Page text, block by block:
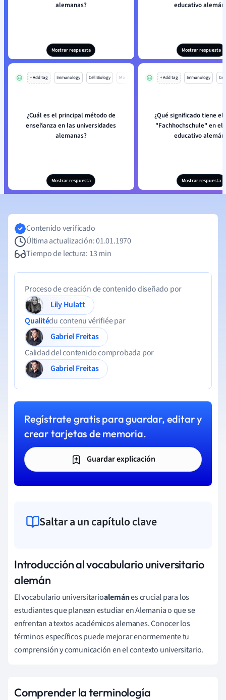
alemanas?
Mostrar respuesta
educativo
Mostrar respuesta
+ Add tag Immunology Cell Biology Mo
¿Cuál es el principal método de
enseñanza en las universidades
alemanas?
Mostrar respuesta
+ Add tag Immunology
¿Qué significado tiene
"Fachhochschule" en el
educativo
Mostrar respuesta
Contenido verificado
Última actualización: 01.01.1970
Tiempo de lectura: 13 min
Proceso de creación de contenido diseñado por
Lily Hulatt
Qualitédu contenu vérifiée par
Gabriel Freitas
Calidad del contenido comprobada por
Gabriel Freitas
Regístrate gratis para guardar, editar y
crear tarjetas de memoria.
Guardar explicación
Saltar a un capítulo clave
Introducción al vocabulario universitario
alemán
El vocabulario universitarioalemánes crucial para los
estudiantes que planean estudiar en Alemania o que se
enfrentan a textos académicos alemanes. Conocer los
términos específicos puede mejorar enormemente tu
comprensión y comunicación en el contexto universitario.
Comprender la terminología